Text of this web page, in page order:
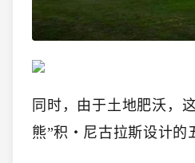
同时，由于土地肥沃，
熊”积・尼古拉斯设计